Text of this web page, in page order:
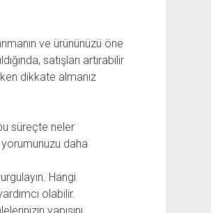
ve ürününüzü öne
satışları artırabilir
dikkate almanız
süreçte neler
daha
Hangi
olabilir.